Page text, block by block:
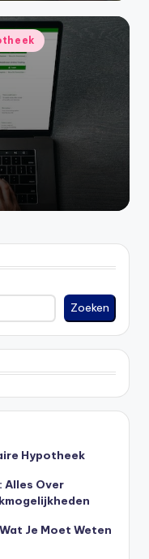
Zoeken
Hypotheek
Alles Over
Je Moet Weten